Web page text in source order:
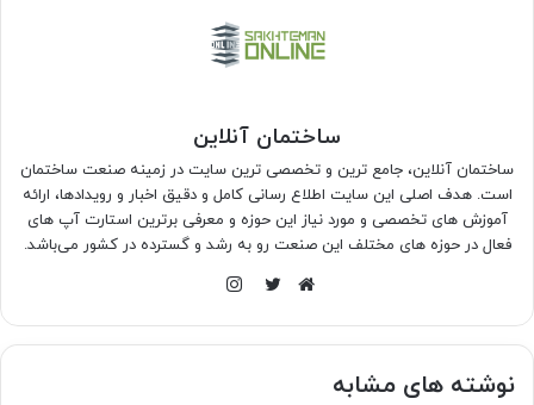
ساختمان آنلاین
ساختمان آنلاین، جامع ترین و تخصصی ترین سایت در زمینه صنعت ساختمان
است. هدف اصلی این سایت اطلاع رسانی کامل و دقیق اخبار و رویدادها، ارائه
آموزش های تخصصی و مورد نیاز این حوزه و معرفی برترین استارت آپ های
فعال در حوزه های مختلف این صنعت رو به رشد و گسترده در کشور می‌باشد.
نوشته های مشابه